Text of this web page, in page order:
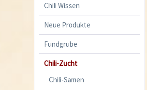
Chili Wissen
Neue Produkte
Fundgrube
Chili-Zucht
Chili-Samen